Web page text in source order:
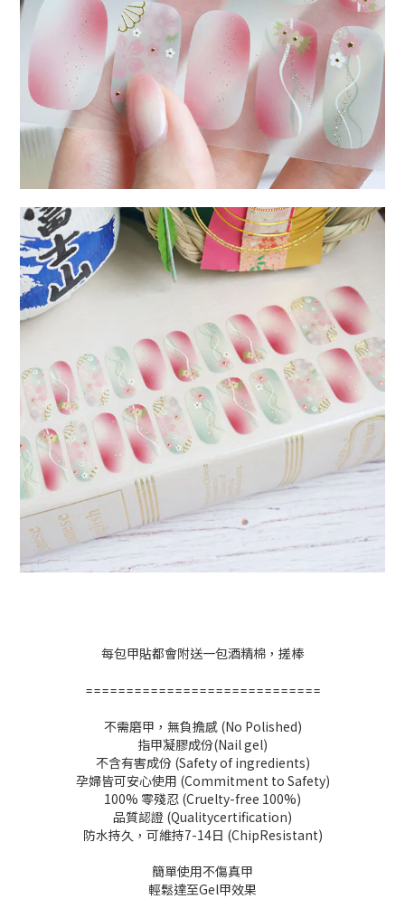
每包甲貼都會附送一包酒精棉，搓棒
=============================
不需磨甲，無負擔感 (No Polished)
指甲凝膠成份(Nail gel)
不含有害成份 (Safety of ingredients)
孕婦皆可安心使用 (Commitment to Safety)
100% 零殘忍 (Cruelty-free 100%)
品質認證 (Qualitycertification)
防水持久，可維持7-14日 (ChipResistant)
簡單使用不傷真甲
輕鬆達至Gel甲效果